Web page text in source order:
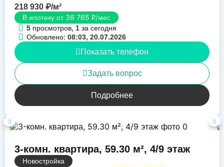
218 930 ₽/м²
В ипотеку от 36 765 ₽/мес
5 просмотров, 1 за сегодня
Обновлено: 08:03, 20.07.2026
Показать телефон
Задать вопрос
Подробнее
3-комн. квартира, 59.30 м², 4/9 этаж
Новостройка